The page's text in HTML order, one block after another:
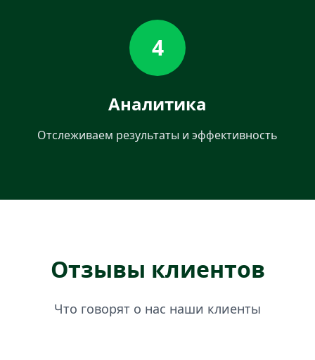
4
Аналитика
Отслеживаем результаты и эффективность
Отзывы клиентов
Что говорят о нас наши клиенты